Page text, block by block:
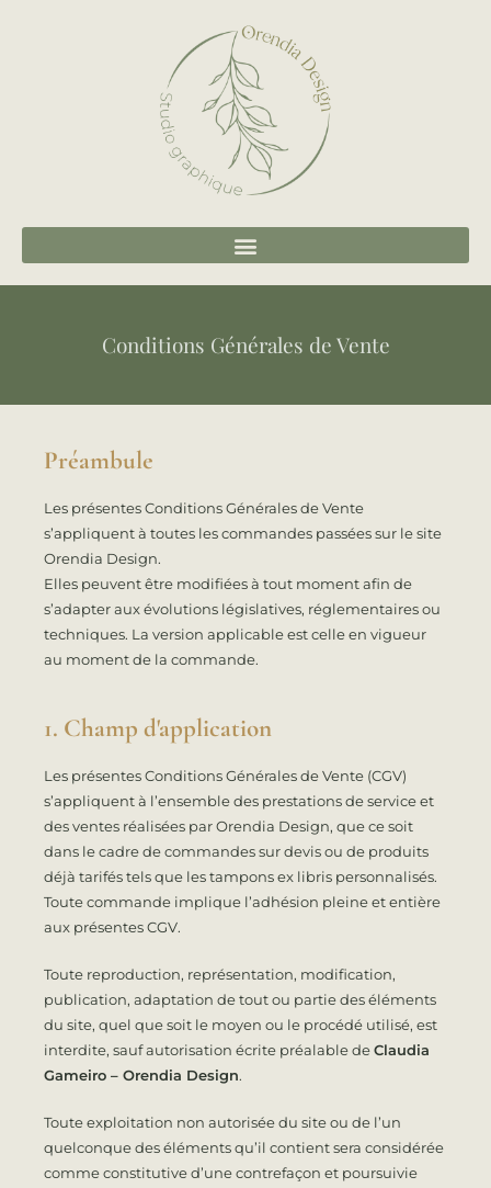
Conditions Générales de Vente
Préambule
Les présentes Conditions Générales de Vente
s’appliquent à toutes les commandes passées sur le site
Orendia Design.
Elles peuvent être modifiées à tout moment afin de
s’adapter aux évolutions législatives, réglementaires ou
techniques. La version applicable est celle en vigueur
au moment de la commande.
1. Champ d'application
Les présentes Conditions Générales de Vente (CGV)
s’appliquent à l’ensemble des prestations de service et
des ventes réalisées par Orendia Design, que ce soit
dans le cadre de commandes sur devis ou de produits
déjà tarifés tels que les tampons ex libris personnalisés.
Toute commande implique l’adhésion pleine et entière
aux présentes CGV.
Toute reproduction, représentation, modification,
publication, adaptation de tout ou partie des éléments
du site, quel que soit le moyen ou le procédé utilisé, est
interdite, sauf autorisation écrite préalable deClaudia
Gameiro – Orendia Design.
Toute exploitation non autorisée du site ou de l’un
quelconque des éléments qu’il contient sera considérée
comme constitutive d’une contrefaçon et poursuivie